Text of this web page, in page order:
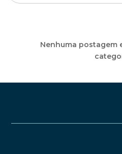
Nenhuma postagem